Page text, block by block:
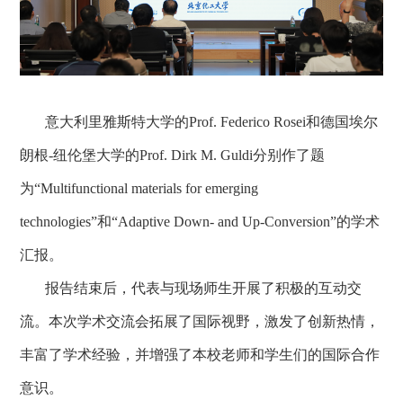
意大利里雅斯特大学的Prof. Federico Rosei和德国埃尔
朗根-纽伦堡大学的Prof. Dirk M. Guldi分别作了题
为“Multifunctional materials for emerging
technologies”和“Adaptive Down- and Up-Conversion”的学术
汇报。
报告结束后，代表与现场师生开展了积极的互动交
流。本次学术交流会拓展了国际视野，激发了创新热情，
丰富了学术经验，并增强了本校老师和学生们的国际合作
意识。